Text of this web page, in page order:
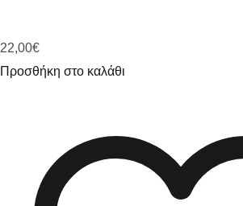
22,00€
Προσθήκη στο καλάθι